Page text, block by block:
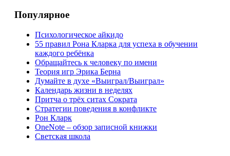
Популярное
Психологическое айкидо
55 правил Рона Кларка для успеха в обучении
каждого ребёнка
Обращайтесь к человеку по имени
Теория игр Эрика Берна
Думайте в духе «Выиграл/Выиграл»
Календарь жизни в неделях
Притча о трёх ситах Сократа
Стратегии поведения в конфликте
Рон Кларк
OneNote – обзор записной книжки
Светская школа